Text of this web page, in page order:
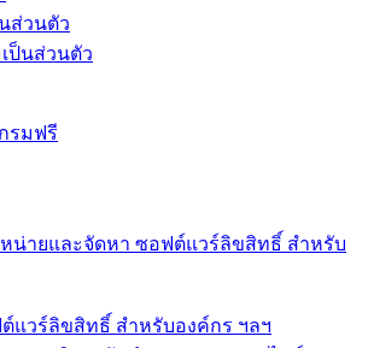
ส่วนตัว
ป็นส่วนตัว
แวร์ลิขสิทธิ์ สำหรับองค์กร ฯลฯ